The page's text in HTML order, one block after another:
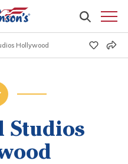
Hollywood
Studios